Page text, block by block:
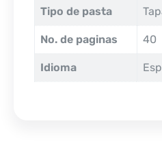
Tipo de pasta
No. de paginas 40
Idioma